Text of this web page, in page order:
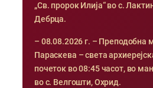
„Св. пророк Илија“ во с.
Дебрца.
– 08.08.2026 г. – Преподобна
Параскева – света
почеток во 08:45 часот, во
во с. Велгошти, Охрид.